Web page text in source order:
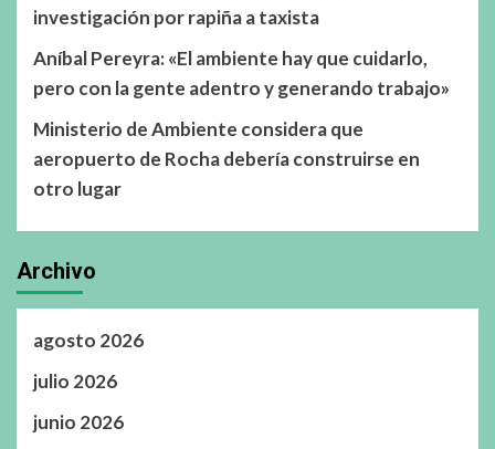
investigación por rapiña a taxista
Aníbal Pereyra: «El ambiente hay que cuidarlo,
pero con la gente adentro y generando trabajo»
Ministerio de Ambiente considera que
aeropuerto de Rocha debería construirse en
otro lugar
Archivo
agosto 2026
julio 2026
junio 2026